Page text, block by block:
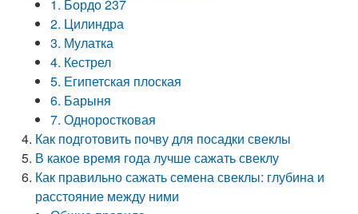
1. Бордо 237
2. Цилиндра
3. Мулатка
4. Кестрел
5. Египетская плоская
6. Барыня
7. Одноростковая
Как подготовить почву для посадки свеклы
В какое время года лучше сажать свеклу
Как правильно сажать семена свеклы: глубина и
расстояние между ними